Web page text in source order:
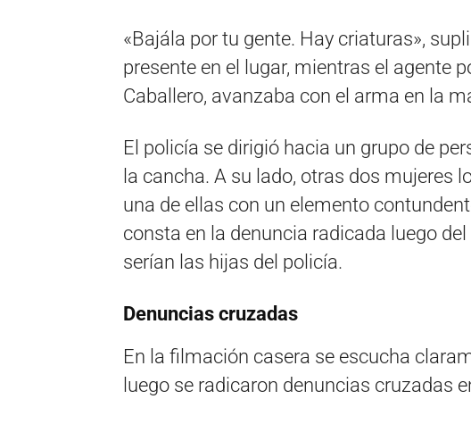
«Bajála por tu gente. Hay criaturas»,
presente en el lugar, mientras el agente
Caballero, avanzaba con el arma en la
El policía se dirigió hacia un grupo de
la cancha. A su lado, otras dos mujeres
una de ellas con un elemento
consta en la denuncia radicada luego
serían las hijas del policía.
Denuncias cruzadas
En la filmación casera se escucha
luego se radicaron denuncias cruzadas